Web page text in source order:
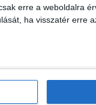
erre a weboldalra
ha visszatér erre